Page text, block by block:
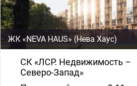
ЖК «NEVA HAUS» (Нева Хаус)
СК «ЛСР. Недвижимость –
Северо-Запад»